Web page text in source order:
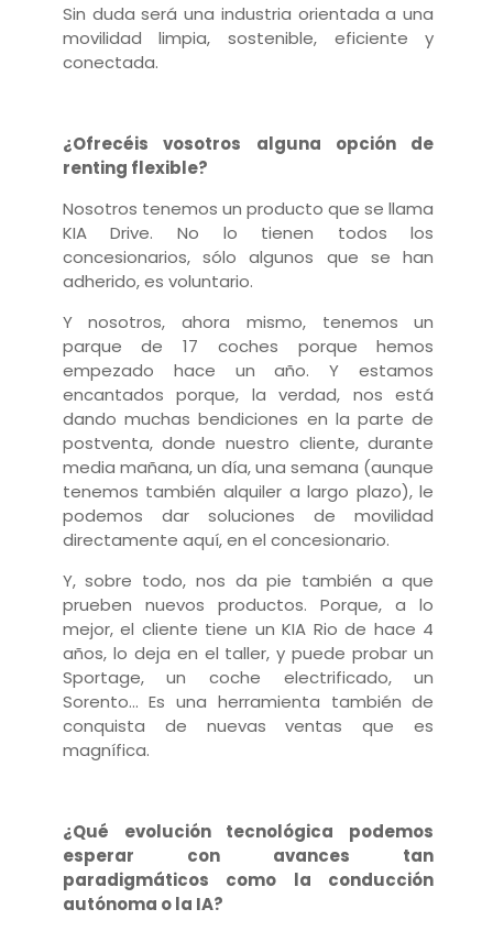
Sin duda será una industria orientada a una
movilidad limpia, sostenible, eficiente y
conectada.
¿Ofrecéis vosotros alguna opción de
renting flexible?
Nosotros tenemos un producto que se llama
KIA Drive. No lo tienen todos los
concesionarios, sólo algunos que se han
adherido, es voluntario.
Y nosotros, ahora mismo, tenemos un
parque de 17 coches porque hemos
empezado hace un año. Y estamos
encantados porque, la verdad, nos está
dando muchas bendiciones en la parte de
postventa, donde nuestro cliente, durante
media mañana, un día, una semana (aunque
tenemos también alquiler a largo plazo), le
podemos dar soluciones de movilidad
directamente aquí, en el concesionario.
Y, sobre todo, nos da pie también a que
prueben nuevos productos. Porque, a lo
mejor, el cliente tiene un KIA Rio de hace 4
años, lo deja en el taller, y puede probar un
Sportage, un coche electrificado, un
Sorento… Es una herramienta también de
conquista de nuevas ventas que es
magnífica.
¿Qué evolución tecnológica podemos
esperar con avances tan
paradigmáticos como la conducción
autónoma o la IA?